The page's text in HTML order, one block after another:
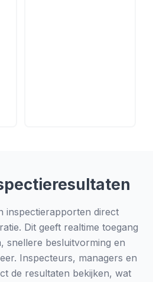
inspectierapporten direct
Dit geeft realtime toegang
snellere besluitvorming en
Inspecteurs, managers en
de resultaten bekijken, wat